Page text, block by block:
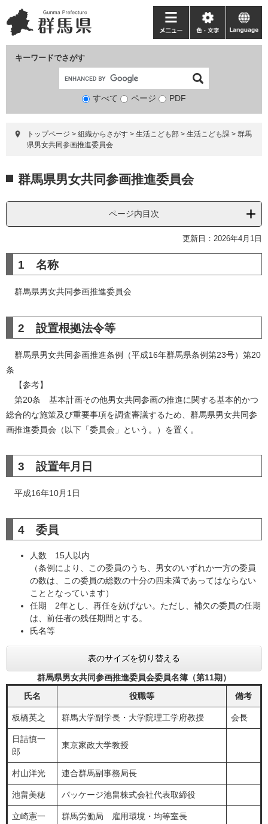
ー
ジ
ニ
ュ
て
キーワードでさがす
検
象
すべて ページ PDF
メ
ニ
ー
色・
文
language
トップページ > 組織からさがす > 生活こども部 > 生活こども課 > 群馬
県男女共同参画推進委員会
文 群馬県男女共同参画推進委員会
ページ内目次
更新日：2026年4月1日
1 名称
群馬県男女共同参画推進委員会
2 設置根拠法令等
群馬県男女共同参画推進条例（平成16年群馬県条例第23号）第20
条
【参考】
第20条 基本計画その他男女共同参画の推進に関する基本的かつ
総合的な施策及び重要事項を調査審議するため、群馬県男女共同参
画推進委員会（以下「委員会」という。）を置く。
3 設置年月日
平成16年10月1日
4 委員
人数 15人以内
（条例により、この委員のうち、男女のいずれか一方の委員
の数は、この委員の総数の十分の四未満であってはならない
こととなっています）
任期 2年とし、再任を妨げない。ただし、補欠の委員の任期
は、前任者の残任期間とする。
氏名等
表のサイズを切り替える
群馬県男女共同参画推進委員会委員名簿（第11期）
氏名
役職等 備考
板橋英之 群馬大学副学長・大学院理工学府教授 会長
日詰慎一
郎
​東京家政大学教授
村山洋光 連合群馬副事務局長
池畠美穂 パッケージ池畠株式会社代表取締役
立崎憲一 群馬労働局 雇用環境・均等室長